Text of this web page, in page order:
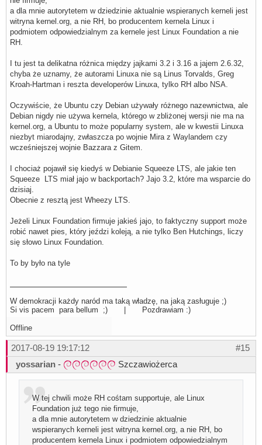
a dla mnie autorytetem w dziedzinie aktualnie wspieranych kerneli jest
witryna kernel.org, a nie RH, bo producentem kernela Linux i
podmiotem odpowiedzialnym za kernele jest Linux Foundation a nie
RH.
I tu jest ta delikatna różnica między jajkami 3.2 i 3.16 a jajem 2.6.32,
chyba że uznamy, że autorami Linuxa nie są Linus Torvalds, Greg
Kroah-Hartman i reszta developerów Linuxa, tylko RH albo NSA.
Oczywiście, że Ubuntu czy Debian używały różnego nazewnictwa, ale
Debian nigdy nie używa kernela, którego w zbliżonej wersji nie ma na
kernel.org, a Ubuntu to może popularny system, ale w kwestii Linuxa
niezbyt miarodajny, zwłaszcza po wojnie Mira z Waylandem czy
wcześniejszej wojnie Bazzara z Gitem.
I chociaż pojawił się kiedyś w Debianie Squeeze LTS, ale jakie ten
Squeeze LTS miał jajo w backportach? Jajo 3.2, które ma wsparcie do
dzisiaj.
Obecnie z resztą jest Wheezy LTS.
Jeżeli Linux Foundation firmuje jakieś jajo, to faktyczny support może
robić nawet pies, który jeździ koleją, a nie tylko Ben Hutchings, liczy
się słowo Linux Foundation.
To by było na tyle
W demokracji każdy naród ma taką władzę, na jaką zasługuje ;)
Si vis pacem para bellum ;) | Pozdrawiam :)
Offline
#15
2017-08-19 19:17:12
yossarian - Szczawiożerca
W tej chwili może RH cośtam supportuje, ale Linux
Foundation już tego nie firmuje,
a dla mnie autorytetem w dziedzinie aktualnie
wspieranych kerneli jest witryna kernel.org, a nie RH, bo
producentem kernela Linux i podmiotem odpowiedzialnym